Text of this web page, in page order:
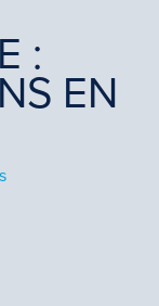
:
EN